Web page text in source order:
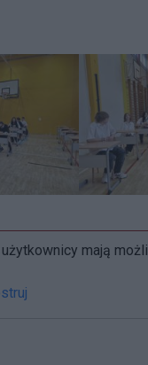
mają